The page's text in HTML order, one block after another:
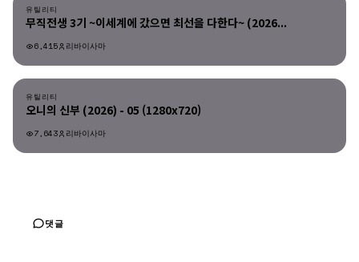
유틸리티
무직전생 3기 ~이세계에 갔으면 최선을 다한다~ (2026...
6,415 리바이사마
유틸리티
오니의 신부 (2026) - 05 (1280x720)
7,643 리바이사마
댓글